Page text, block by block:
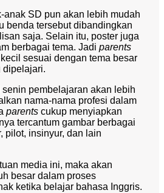
anak SD pun akan lebih mudah
benda tersebut dibandingkan
saja. Selain itu, poster juga
berbagai tema. Jadi parents
sesuai dengan tema besar
dipelajari.
pembelajaran akan lebih
nama-nama profesi dalam
parents cukup menyiapkan
tercantum gambar berbagai
pilot, insinyur, dan lain
media ini, maka akan
besar dalam proses
ketika belajar bahasa Inggris.